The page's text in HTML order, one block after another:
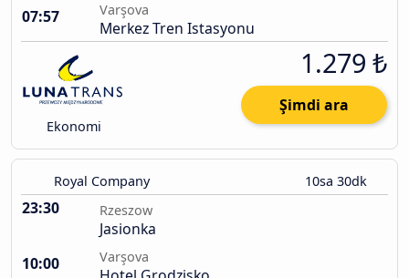
07:57
Varşova
Merkez Tren Istasyonu
Ekonomi
1.279 ₺
Şimdi ara
Royal Company 10sa 30dk
23:30 Rzeszow
Jasionka
10:00
Varşova